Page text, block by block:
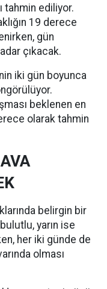
tahmin ediliyor.
19 derece
gün
çıkacak.
iki gün boyunca
beklenen en
olarak tahmin
belirgin bir
yarın ise
her iki günde de
olması